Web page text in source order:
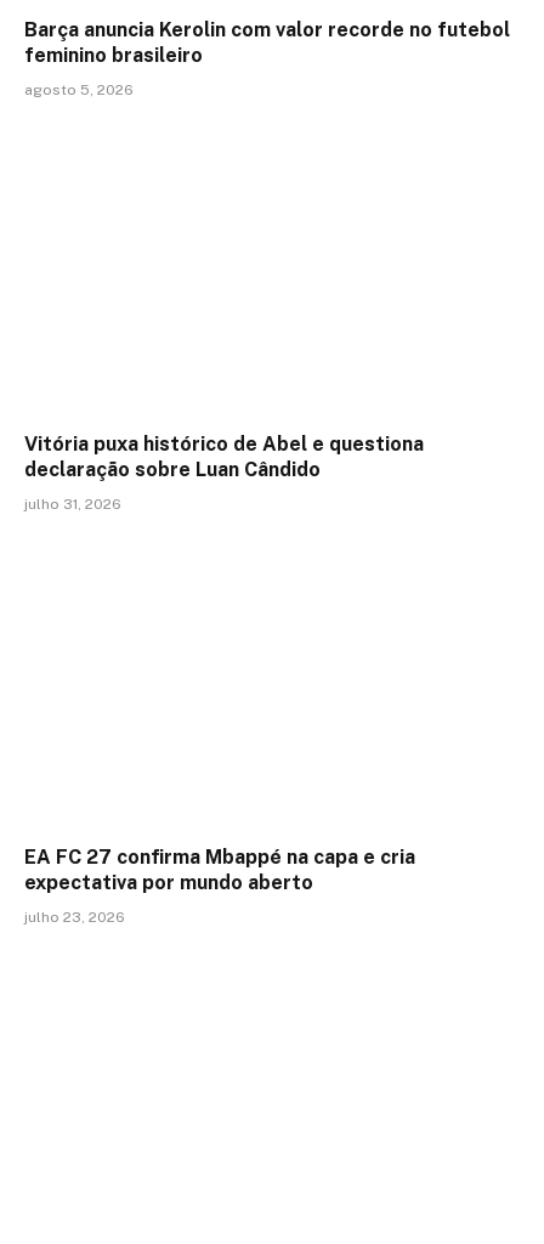
Barça anuncia Kerolin com valor recorde no futebol
feminino brasileiro
agosto 5, 2026
Vitória puxa histórico de Abel e questiona
declaração sobre Luan Cândido
julho 31, 2026
EA FC 27 confirma Mbappé na capa e cria
expectativa por mundo aberto
julho 23, 2026